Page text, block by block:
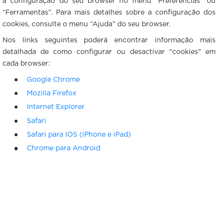
“Ferramentas”. Para mais detalhes sobre a configuração dos
cookies, consulte o menu “Ajuda” do seu browser.
Nos links seguintes poderá encontrar informação mais
detalhada de como configurar ou desactivar "cookies" em
cada browser:
Google Chrome
Mozilla Firefox
Internet Explorer
Safari
Safari para IOS (iPhone e iPad)
Chrome para Android